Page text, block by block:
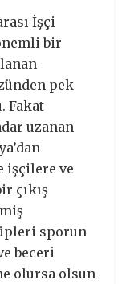
İşçi
bir
pek
Fakat
uzanan
işçilere ve
çıkış
sporun
beceri
olursa olsun